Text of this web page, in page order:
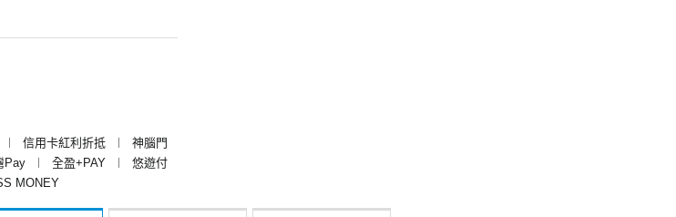
︱ 信用卡紅利折抵 ︱
神腦門
Pay ︱ 全盈+PAY ︱
悠遊付
MONEY